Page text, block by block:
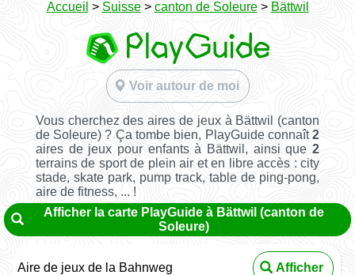
Accueil > Suisse> canton de Soleure> Bättwil
Voir autour de moi
Vous cherchez des aires de jeux à Bättwil (canton
de Soleure) ? Ça tombe bien, PlayGuide connaît2
aires de jeux pour enfants à Bättwil, ainsi que2
terrains de sport de plein air et en libre accès : city
stade, skate park, pump track, table de ping-pong,
aire de fitness, ... !
Afficher la carte PlayGuide à Bättwil (canton de
Soleure)
Aire de jeux de la Bahnweg Afficher